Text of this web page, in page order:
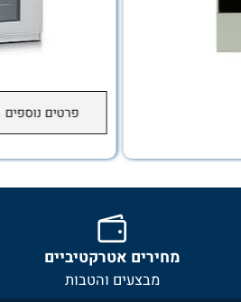
פרטים נוספים